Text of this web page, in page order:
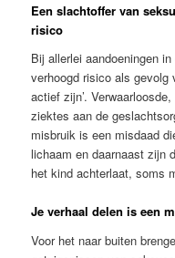
Een slachtoffer van
risico
Bij allerlei aandoeningen
verhoogd risico als gevolg
actief zijn’.
ziektes aan de
misbruik is een misdaad
lichaam en daarnaast zijn
het kind achterlaat, soms
Je verhaal delen is een
Voor het naar buiten